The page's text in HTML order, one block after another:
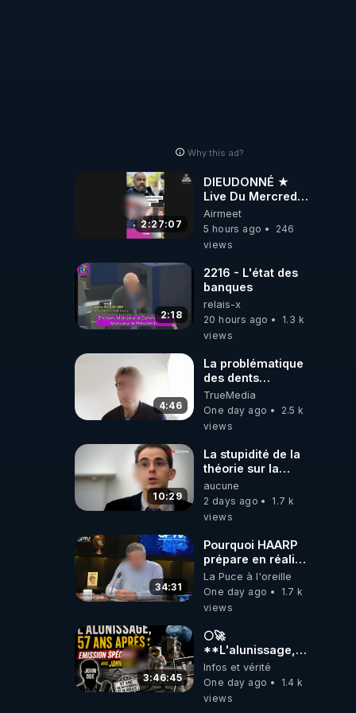
Why this ad?
2:27:07
DIEUDONNÉ ★
Live Du Mercredi
5 Août 2026
Airmeet
5 hours ago
246
views
2:18
2216 - L'état des
banques
relais-x
20 hours ago
1.3 k
views
4:46
La problématique
des dents
dévitalisées et
des implants
TrueMedia
One day ago
2.5 k
views
10:29
La stupidité de la
théorie sur la
responsabilité de
l’homme
concernant le
carbone.
aucune
2 days ago
1.7 k
views
34:31
Pourquoi HAARP
prépare en réalité
un CHAOS
climatique, on
répond
La Puce à l'oreille
One day ago
1.7 k
views
3:46:45
🌕🚀
**L'alunissage,
57 ans après :
Émission spéciale
avec John Doe
Infos et vérité
One day ago
1.4 k
views